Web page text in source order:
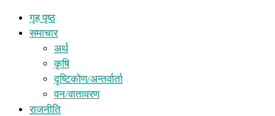
गृह पृष्ठ
समाचार
अर्थ
कृषि
दृष्टिकोण/अन्तर्वार्ता
वन/वातावरण
राजनीति